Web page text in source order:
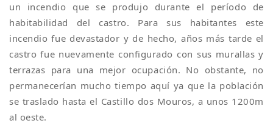
un incendio que se produjo durante el período de
habitabilidad del castro. Para sus habitantes este
incendio fue devastador y de hecho, años más tarde el
castro fue nuevamente configurado con sus murallas y
terrazas para una mejor ocupación. No obstante, no
permanecerían mucho tiempo aquí ya que la población
se traslado hasta el Castillo dos Mouros, a unos 1200m
al oeste.